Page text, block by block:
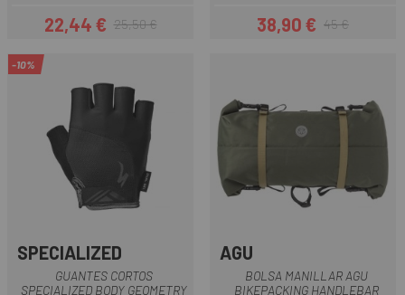
Precio
22,44 €Precio regular
25,50 €
Precio
38,90 €Precio regular
45 €
-10%
SPECIALIZED
GUANTES CORTOS
SPECIALIZED BODY GEOMETRY
AGU
BOLSA MANILLAR AGU
BIKEPACKING HANDLEBAR